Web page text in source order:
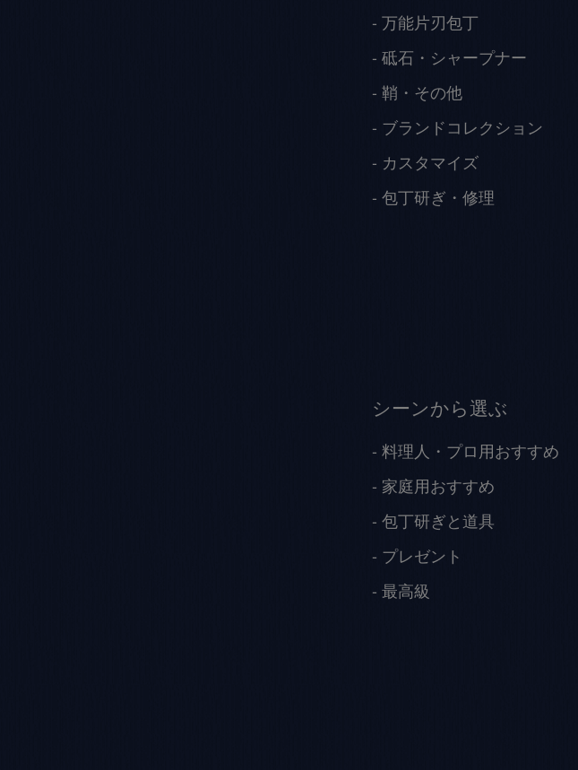
万能片刃包丁
砥石・シャープナー
鞘・その他
ブランドコレクション
カスタマイズ
包丁研ぎ・修理
シーンから選ぶ
料理人・プロ用おすすめ
家庭用おすすめ
包丁研ぎと道具
プレゼント
最高級